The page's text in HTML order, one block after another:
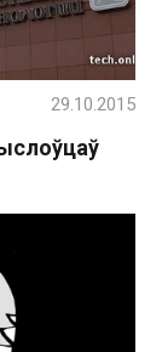
29.10.2015